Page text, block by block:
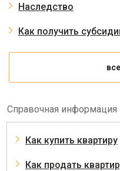
Наследство
Как получить
Справочная информация
Как купить квартиру
Как продать